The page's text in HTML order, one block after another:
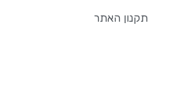
תקנון האתר